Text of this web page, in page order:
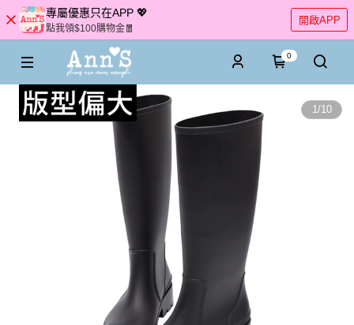
專屬優惠只在APP 💖
點我領$100購物金🧧
開啟APP
0
1/10